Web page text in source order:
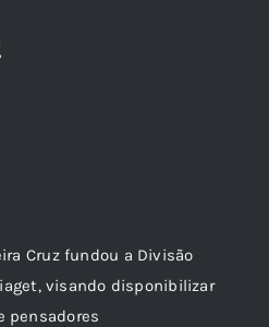
Cruz fundou a Divisão
visando disponibilizar
pensadores